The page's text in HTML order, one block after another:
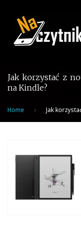
content
Jak korzystać z
na Kindle?
Home Jak